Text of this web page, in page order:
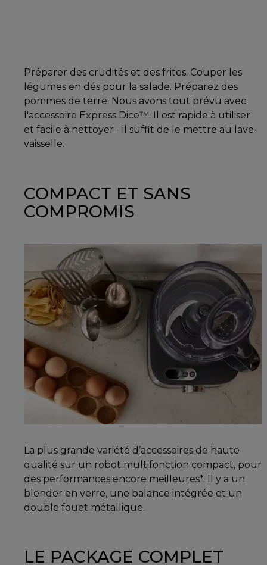
Préparer des crudités et des frites. Couper les
légumes en dés pour la salade. Préparez des
pommes de terre. Nous avons tout prévu avec
l'accessoire Express Dice™. Il est rapide à utiliser
et facile à nettoyer - il suffit de le mettre au lave-
vaisselle.
COMPACT ET SANS
COMPROMIS
La plus grande variété d’accessoires de haute
qualité sur un robot multifonction compact, pour
des performances encore meilleures*. Il y a un
blender en verre, une balance intégrée et un
double fouet métallique.
LE PACKAGE COMPLET